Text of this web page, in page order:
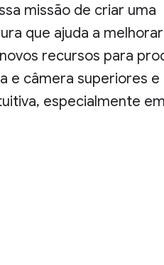
missão de criar uma
que ajuda a
recursos para
e câmera superiores e
especialmente